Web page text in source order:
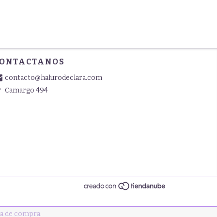
de compra.
contacto@halurodeclara.com
Camargo 494